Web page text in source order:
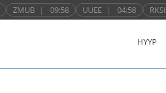
ZMUB | 09:58 UUEE | 04:58 RKSI
НҮҮР